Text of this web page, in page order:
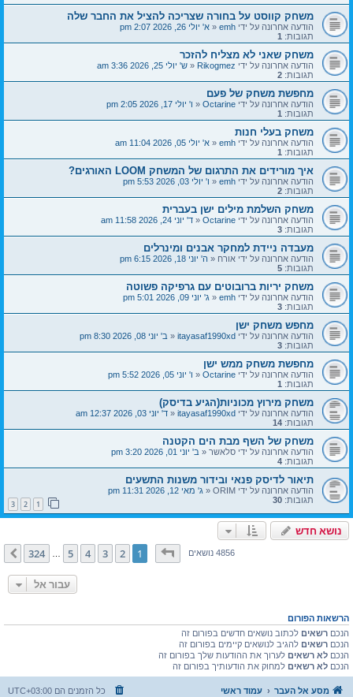
משחק קווסט על בחורה שצריכה להציל את החבר שלה
הודעה אחרונה על ידי emh
«א' יולי 26, 2026 2:07 pm
תגובות: 1
משחק שאני לא מצליח להזכר
הודעה אחרונה על ידי Rikogmez
«ש' יולי 25, 2026 3:36 am
תגובות: 2
מחפשת משחק של פעם
הודעה אחרונה על ידי Octarine
«ו' יולי 17, 2026 2:05 pm
תגובות: 1
משחק בעלי חנות
הודעה אחרונה על ידי emh
«א' יולי 05, 2026 11:04 am
תגובות: 1
איך מורידים את התרגום של המשחק LOOM האורגים?
הודעה אחרונה על ידי emh
«ו' יולי 03, 2026 5:53 pm
תגובות: 2
משחק השלמת מילים ישן בעברית
הודעה אחרונה על ידי Octarine
«ד' יוני 24, 2026 11:58 am
תגובות: 3
מעבדה ניידת למחקר אבנים ומינרלים
הודעה אחרונה על ידי אורח«ה' יוני 18, 2026 6:15 pm
תגובות: 5
משחק יריות ברובוטים עם גרפיקה פשוטה
הודעה אחרונה על ידי emh
«ג' יוני 09, 2026 5:01 pm
תגובות: 3
מחפש משחק ישן
הודעה אחרונה על ידי itayasaf1990xd
«ב' יוני 08, 2026 8:30 pm
תגובות: 3
מחפשת משחק ממש ישן
הודעה אחרונה על ידי Octarine
«ו' יוני 05, 2026 5:52 pm
תגובות: 1
משחק מירוץ מכוניות(הגיע בדיסק)
הודעה אחרונה על ידי itayasaf1990xd
«ד' יוני 03, 2026 12:37 am
תגובות: 14
משחק של השף מבת הים הקטנה
הודעה אחרונה על ידי סלאשר«ב' יוני 01, 2026 3:20 pm
תגובות: 4
תיאור לדיסק פנאי ובידור משנות התשעים
הודעה אחרונה על ידי ORIM
«ג' מאי 12, 2026 11:31 pm
תגובות: 30
2
3
נושא חדש
4856 נושאיםדף1מתוך 324
1
2
3
4
5
324 הבא
עבור אל
הרשאות הפורום
הנכם רשאיםלכתוב נושאים חדשים בפורום זה
הנכם רשאיםלהגיב לנושאים קיימים בפורום זה
הנכם לא רשאיםלערוך את ההודעות שלך בפורום זה
הנכם לא רשאיםלמחוק את הודעותיך בפורום זה
מסע אל העבר עמוד ראשי כל הזמנים הם UTC+03:00